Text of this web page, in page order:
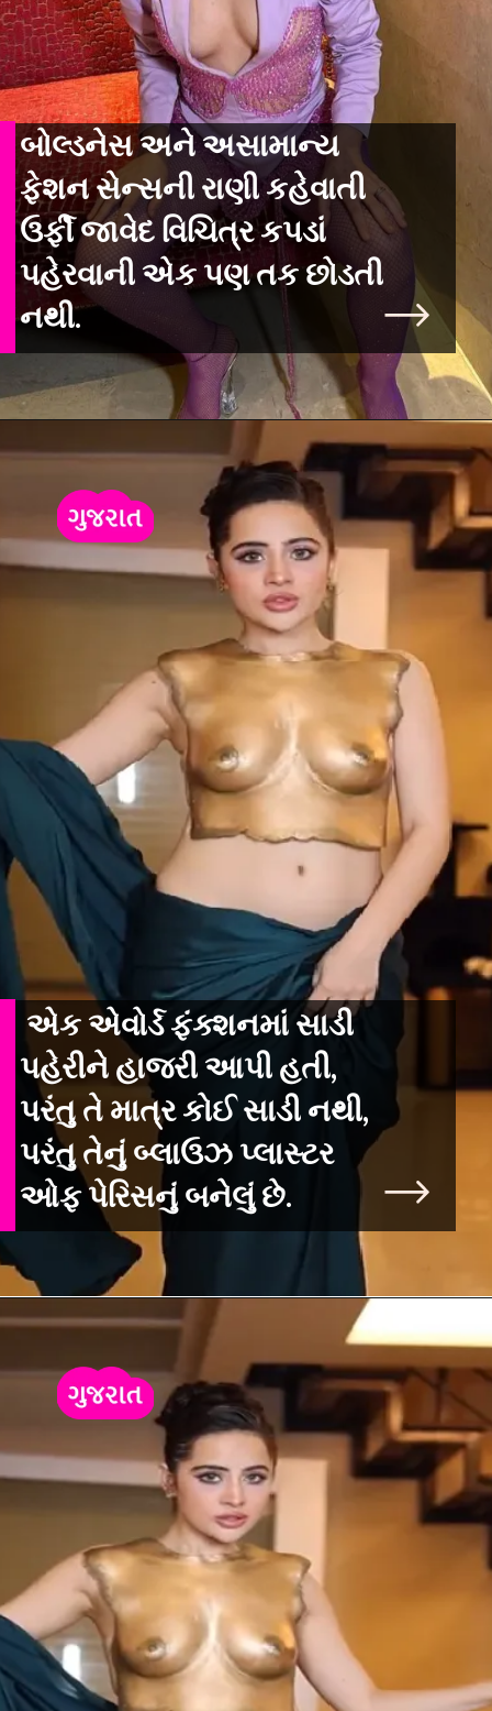
બોલ્ડનેસ અને અસામાન્ય
ફેશન સેન્સની રાણી કહેવાતી
ઉર્ફી જાવેદ વિચિત્ર કપડાં
પહેરવાની એક પણ તક છોડતી
નથી.
એક એવોર્ડ ફંક્શનમાં સાડી
પહેરીને હાજરી આપી હતી,
પરંતુ તે માત્ર કોઈ સાડી નથી,
પરંતુ તેનું બ્લાઉઝ પ્લાસ્ટર